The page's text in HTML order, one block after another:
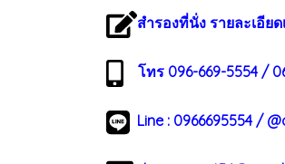
สำรองที่นั่ง รายละเอีย
โทร 096-669-5554 /
Line : 0966695554/